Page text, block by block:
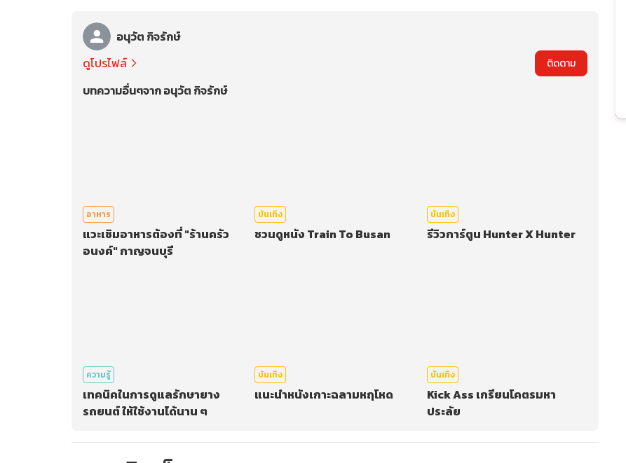
อนุวัต กิจรักษ์
ดูโปรไฟล์
ติดตาม
บทความอื่นๆจาก อนุวัต กิจรักษ์
อาหาร
แวะเชิมอาหารต้องที่ "ร้านครัว
อนงค์" กาญจนบุรี
บันเทิง
ชวนดูหนัง Train To Busan
บันเทิง
รีวิวการ์ตูน Hunter X Hunter
ความรู้
เทคนิคในการดูแลรักษายาง
รถยนต์ ให้ใช้งานได้นาน ๆ
บันเทิง
แนะนำหนังเกาะฉลามหฤโหด
บันเทิง
Kick Ass เกรียนโคตรมหา
ประลัย